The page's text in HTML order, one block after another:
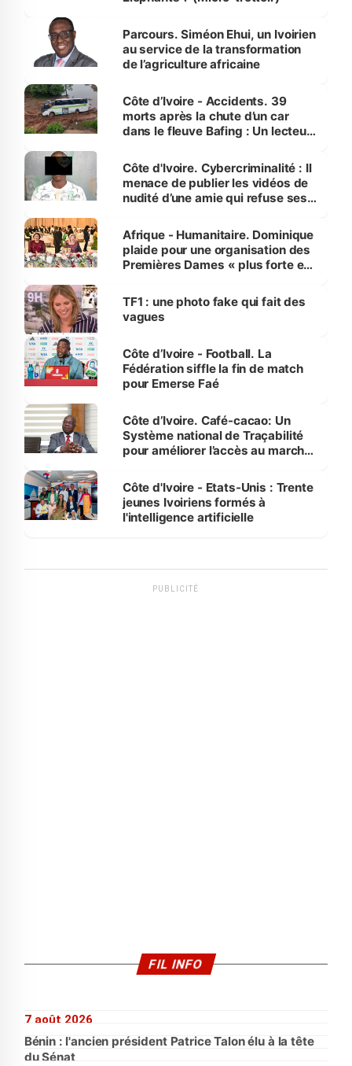
Parcours. Siméon Ehui, un Ivoirien
au service de la transformation
de l’agriculture africaine
Côte d’Ivoire - Accidents. 39
morts après la chute d’un car
dans le fleuve Bafing : Un lecteur
des Transports
Côte d'Ivoire. Cybercriminalité : Il
menace de publier les vidéos de
nudité d’une amie qui refuse ses
Afrique - Humanitaire. Dominique
plaide pour une organisation des
Premières Dames « plus forte et
sur la scène internationale »
TF1 : une photo fake qui fait des
vagues
Côte d’Ivoire - Football. La
Fédération siffle la fin de match
pour Emerse Faé
Côte d’Ivoire. Café-cacao: Un
Système national de Traçabilité
pour améliorer l’accès au marché
Côte d'Ivoire - Etats-Unis : Trente
jeunes Ivoiriens formés à
l'intelligence artificielle
PUBLICITÉ
FIL INFO
7 août 2026
Bénin : l'ancien président Patrice Talon élu à la tête
du Sénat